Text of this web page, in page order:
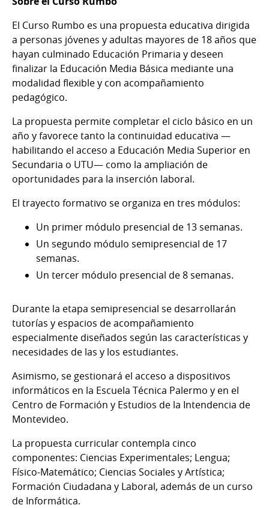
El Curso Rumbo es una propuesta educativa dirigida
a personas jóvenes y adultas mayores de 18 años que
hayan culminado Educación Primaria y deseen
finalizar la Educación Media Básica mediante una
modalidad flexible y con acompañamiento
pedagógico.
La propuesta permite completar el ciclo básico en un
año y favorece tanto la continuidad educativa —
habilitando el acceso a Educación Media Superior en
Secundaria o UTU— como la ampliación de
oportunidades para la inserción laboral.
El trayecto formativo se organiza en tres módulos:
Un primer módulo presencial de 13 semanas.
Un segundo módulo semipresencial de 17
semanas.
Un tercer módulo presencial de 8 semanas.
Durante la etapa semipresencial se desarrollarán
tutorías y espacios de acompañamiento
especialmente diseñados según las características y
necesidades de las y los estudiantes.
Asimismo, se gestionará el acceso a dispositivos
informáticos en la Escuela Técnica Palermo y en el
Centro de Formación y Estudios de la Intendencia de
Montevideo.
La propuesta curricular contempla cinco
componentes: Ciencias Experimentales; Lengua;
Físico-Matemático; Ciencias Sociales y Artística;
Formación Ciudadana y Laboral, además de un curso
de Informática.